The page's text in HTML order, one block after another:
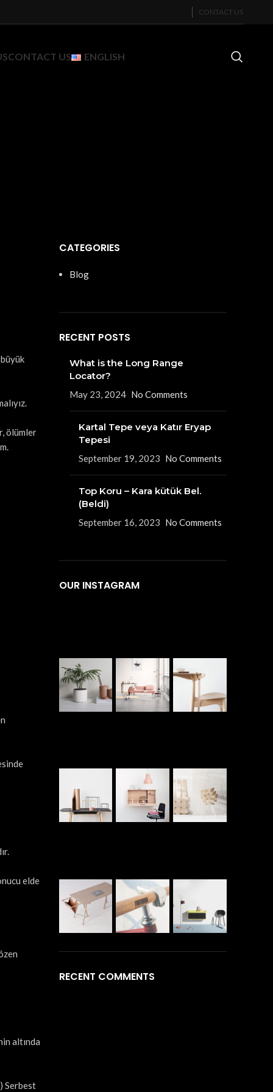
CONTACT US
CONTACT US ENGLISH
ölümler
elde
altında
Serbest
CATEGORIES
Blog
RECENT POSTS
What is the Long Range
Locator?
May 23, 2024 No Comments
Kartal Tepe veya Katır Eryap
Tepesi
September 19, 2023 No Comments
Top Koru – Kara kütük Bel.
(Beldi)
September 16, 2023 No Comments
OUR INSTAGRAM
RECENT COMMENTS